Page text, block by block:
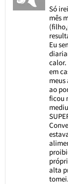
Só
mês
Eu
calor.
em
meus
ao
ficou
alta